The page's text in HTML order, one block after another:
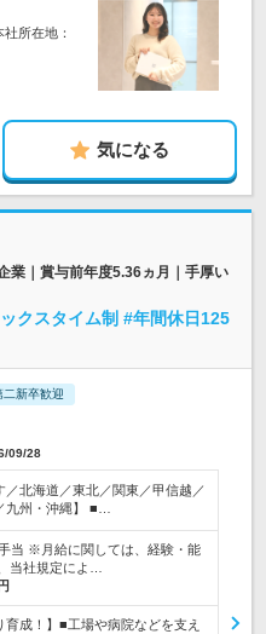
所在地：
気になる
業｜賞与前年度5.36ヵ月｜手厚い
クスタイム制 #年間休日125
二新卒歓迎
09/28
／北海道／東北／関東／甲信越／
九州・沖縄】 ■…
当 ※月給に関しては、経験・能
当社規定によ…
育成！】■工場や病院などを支え